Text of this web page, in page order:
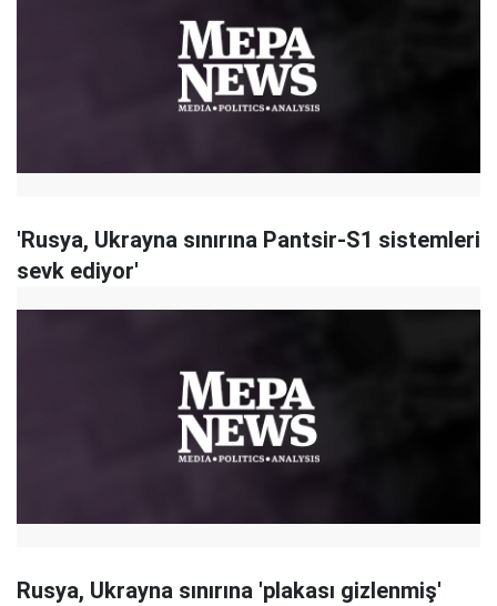
'Rusya, Ukrayna sınırına Pantsir-S1 sistemleri
sevk ediyor'
Rusya, Ukrayna sınırına 'plakası gizlenmiş'